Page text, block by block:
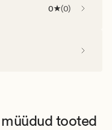
0 (0)
tooted